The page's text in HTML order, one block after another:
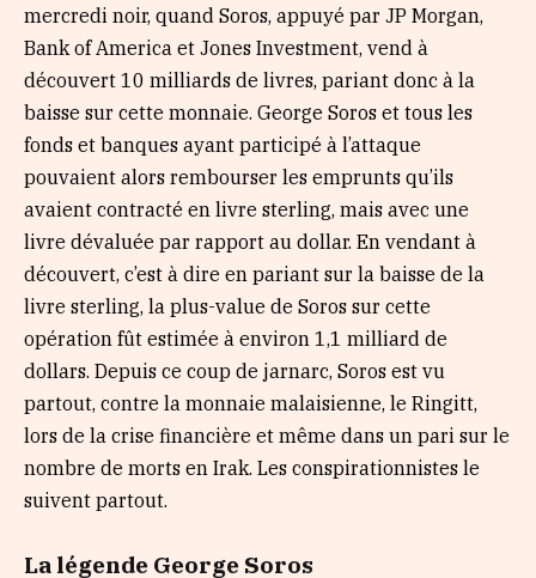
mercredi noir, quand Soros, appuyé par JP Morgan,
Bank of America et Jones Investment, vend à
découvert 10 milliards de livres, pariant donc à la
baisse sur cette monnaie. George Soros et tous les
fonds et banques ayant participé à l’attaque
pouvaient alors rembourser les emprunts qu’ils
avaient contracté en livre sterling, mais avec une
livre dévaluée par rapport au dollar. En vendant à
découvert, c’est à dire en pariant sur la baisse de la
livre sterling, la plus-value de Soros sur cette
opération fût estimée à environ 1,1 milliard de
dollars. Depuis ce coup de jarnarc, Soros est vu
partout, contre la monnaie malaisienne, le Ringitt,
lors de la crise financière et même dans un pari sur le
nombre de morts en Irak. Les conspirationnistes le
suivent partout.
La légende George Soros